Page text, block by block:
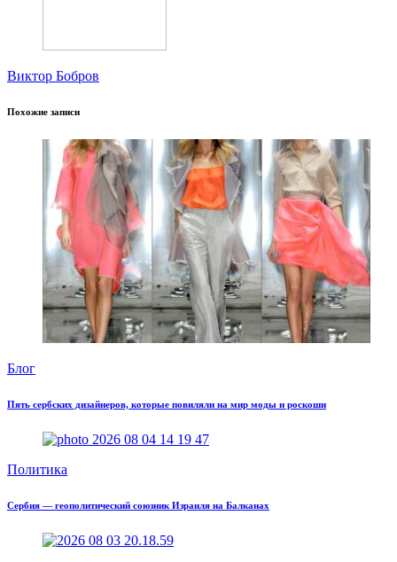
Виктор Бобров
Похожие записи
Блог
Пять сербских дизайнеров, которые повиляли на мир моды и роскоши
Политика
Сербия — геополитический союзник Израиля на Балканах